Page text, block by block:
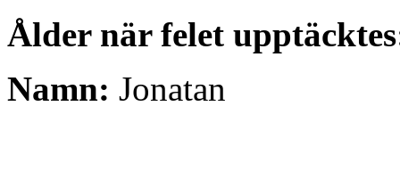
Ålder när felet
Namn: Jonatan